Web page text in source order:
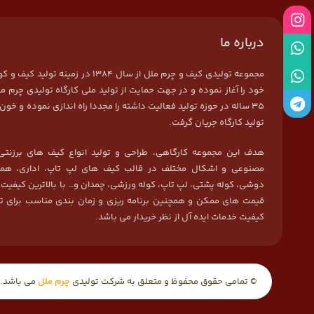
درباره ما
مجموعه تولیدی کیف و چرم ملل از سال 1384 در
خود را آغاز نموده و در جهت حمایت از تولید ملی کارگاه تولیدی چرم
35 ساله در حوزه تولید فعالیت داشته را مجددا راه اندازی نموده و
تولید کارگاه جریان گرفت.
هدف این مجموعه کارگاهی، طراحی و تولید انواع کیف های
مصنوعی و اشکال مختلف در قالب کیف های لپ تاپ، اداری،
دوشی، کوله پشتی، لپ تاپ، کوله ورزشی، چمدان و… با بالاترین
قیمت های ممکن و همچنین برنامه ریزی و زمان بندی مناسب برای
کیفیت خدمات ایده آل از نظر خریدار می باشد.
© تمامی حقوق محفوظ و متعلق به شرکت تولیدی چرم ملل می باشد.